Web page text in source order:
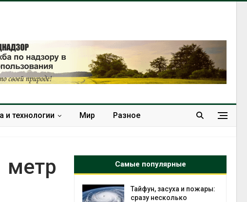
и технологии Мир Разное
метр
Самые популярные
Тайфун, засуха и пожары:
сразу несколько